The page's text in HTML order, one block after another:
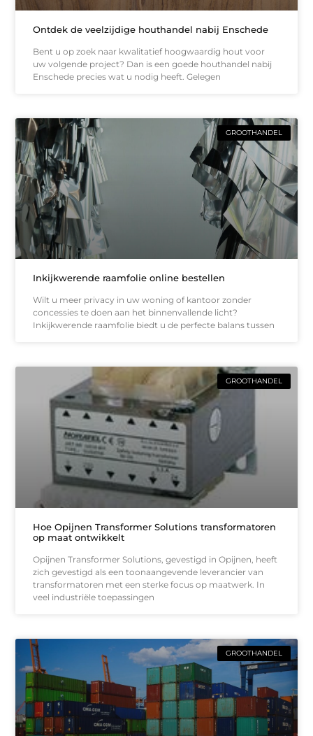
Ontdek de veelzijdige houthandel nabij Enschede
Bent u op zoek naar kwalitatief hoogwaardig hout voor
uw volgende project? Dan is een goede houthandel nabij
Enschede precies wat u nodig heeft. Gelegen
GROOTHANDEL
Inkijkwerende raamfolie online bestellen
Wilt u meer privacy in uw woning of kantoor zonder
concessies te doen aan het binnenvallende licht?
Inkijkwerende raamfolie biedt u de perfecte balans tussen
GROOTHANDEL
Hoe Opijnen Transformer Solutions transformatoren
op maat ontwikkelt
Opijnen Transformer Solutions, gevestigd in Opijnen, heeft
zich gevestigd als een toonaangevende leverancier van
transformatoren met een sterke focus op maatwerk. In
veel industriële toepassingen
GROOTHANDEL